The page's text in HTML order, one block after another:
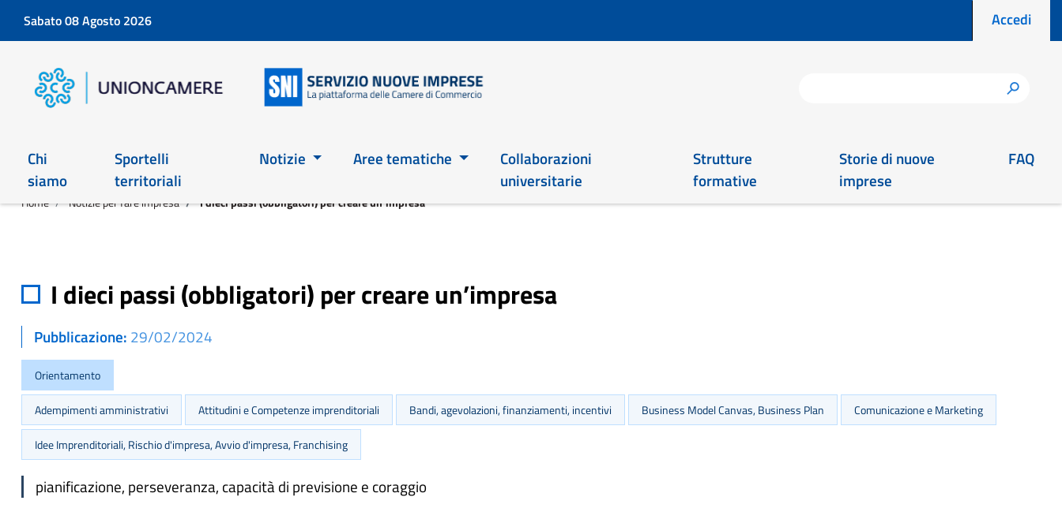
Sabato 08 Agosto 2026 Menu
Accedi
h
Main 2026
Chi
siamo
Sportelli
territoriali
Notizie Aree tematiche
Collaborazioni
universitarie
Strutture
formative
Storie di nuove
imprese
FAQ
Home Notizie per fare impresa I dieci passi (obbligatori) per creare un’impresa
I dieci passi (obbligatori) per creare un’impresa
Pubblicazione 29/02/2024
Orientamento
Adempimenti amministrativi Attitudini e Competenze imprenditoriali Bandi, agevolazioni, finanziamenti, incentivi Business Model Canvas, Business Plan Comunicazione e Marketing
Idee Imprenditoriali, Rischio d'impresa, Avvio d'impresa, Franchising
pianificazione, perseveranza, capacità di previsione e coraggio